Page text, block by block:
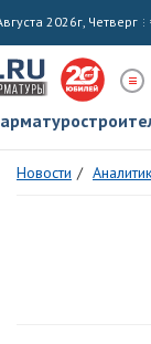
2026г, Четверг
Новости